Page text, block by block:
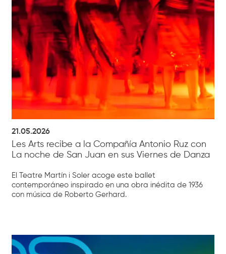
21.05.2026
Les Arts recibe a la Compañía Antonio Ruz con
La noche de San Juan en sus Viernes de Danza
El Teatre Martín i Soler acoge este ballet
contemporáneo inspirado en una obra inédita de 1936
con música de Roberto Gerhard.